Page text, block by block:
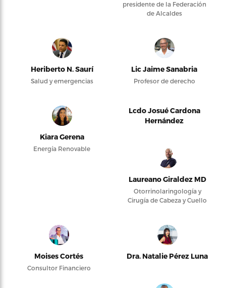
presidente de la Federación
de Alcaldes
Heriberto N. Saurí
Salud y emergencias
Lic Jaime Sanabria
Profesor de derecho
Kiara Gerena
Energía Renovable
Lcdo Josué Cardona
Hernández
Laureano Giraldez MD
Otorrinolaringología y
Cirugía de Cabeza y Cuello
Moises Cortés
Consultor Financiero
Dra. Natalie Pérez Luna